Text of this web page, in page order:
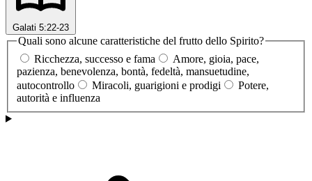
Galati 5:22-23
Quali sono alcune caratteristiche del frutto dello Spirito?
Ricchezza, successo e fama
Amore, gioia, pace,
pazienza, benevolenza, bontà, fedeltà, mansuetudine,
autocontrollo
Miracoli, guarigioni e prodigi
Potere,
autorità e influenza